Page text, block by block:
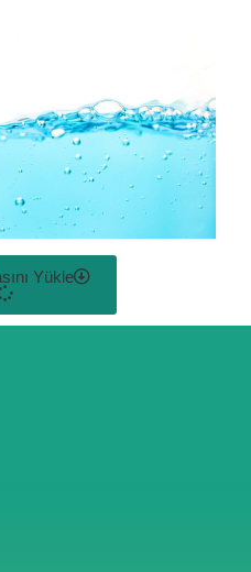
Yükle